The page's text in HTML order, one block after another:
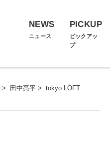
NEWS
ニュース
PICKUP
ピックアッ
プ
> 田中亮平 > tokyo LOFT